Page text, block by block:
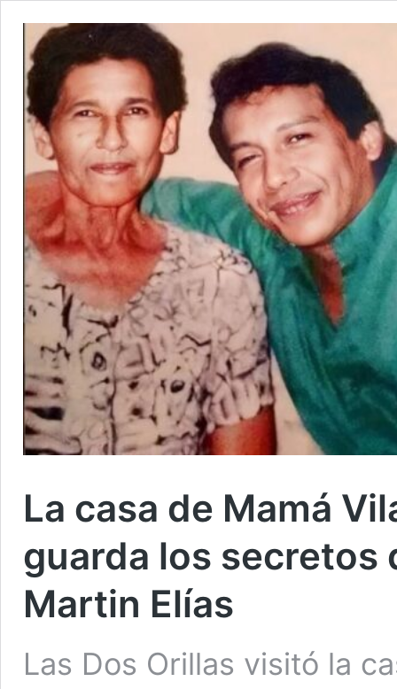
La casa de Mamá
guarda los secretos
Martin Elías
Las Dos Orillas visitó la